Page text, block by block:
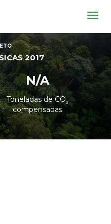
2017
N/A
Toneladas de CO²
compensadas